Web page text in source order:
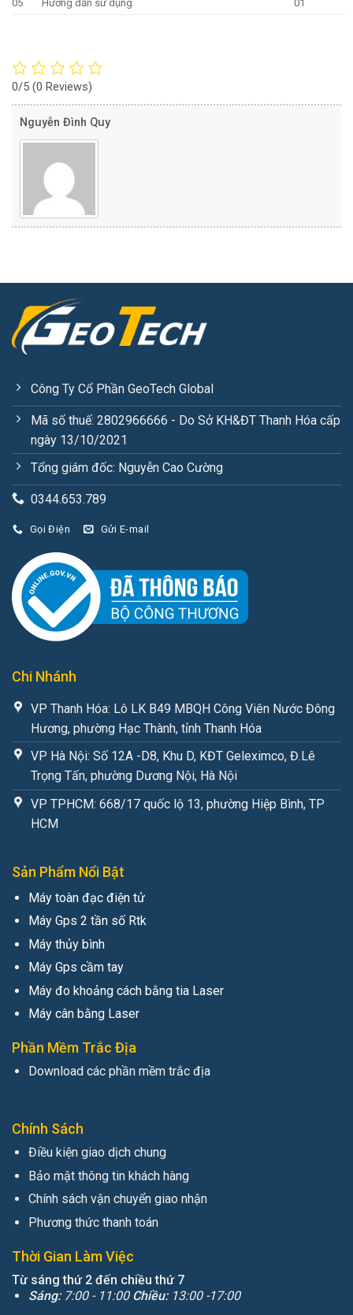
05
Hướng dẫn sử dụng 01
0/5 (0 Reviews)
Nguyễn Đình Quy
Công Ty Cổ Phần GeoTech Global
Mã số thuế: 2802966666 - Do Sở KH&ĐT Thanh Hóa cấp
ngày 13/10/2021
Tổng giám đốc: Nguyễn Cao Cường
0344.653.789
Gọi Điện Gửi E-mail
Chi Nhánh
VP Thanh Hóa: Lô LK B49 MBQH Công Viên Nước Đông
Hương, phường Hạc Thành, tỉnh Thanh Hóa
VP Hà Nội: Số 12A -D8, Khu D, KĐT Geleximco, Đ.Lê
Trọng Tấn, phường Dương Nội, Hà Nội
VP TPHCM: 668/17 quốc lộ 13, phường Hiệp Bình, TP
HCM
Sản Phẩm Nổi Bật
Máy toàn đạc điện tử
Máy Gps 2 tần số Rtk
Máy thủy bình
Máy Gps cầm tay
Máy đo khoảng cách bằng tia Laser
Máy cân bằng Laser
Phần Mềm Trắc Địa
Download các phần mềm trắc địa
Chính Sách
Điều kiện giao dịch chung
Bảo mật thông tin khách hàng
Chính sách vận chuyển giao nhận
Phương thức thanh toán
Thời Gian Làm Việc
Từ sáng thứ 2 đến chiều thứ 7
Sáng: 7:00 - 11:00 Chiều: 13:00 -17:00